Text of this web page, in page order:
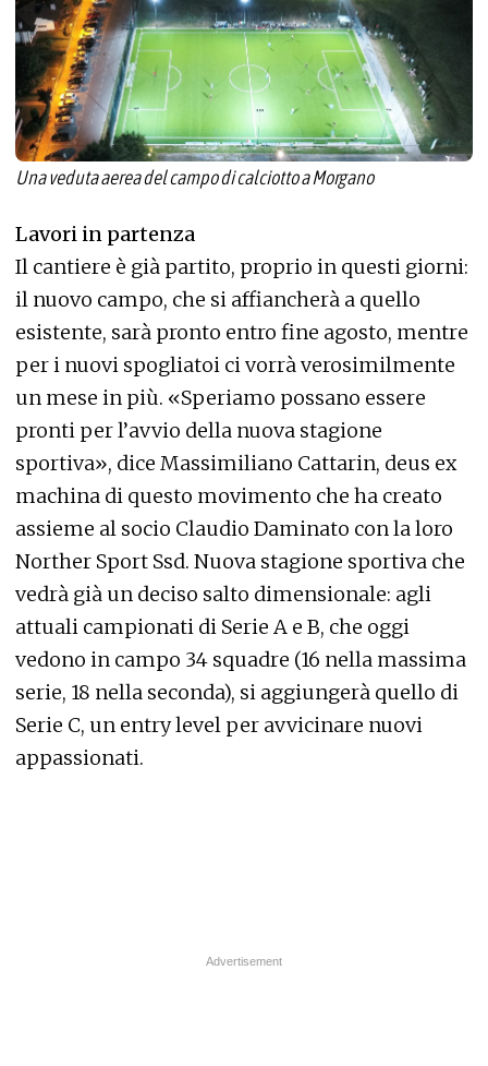
Una veduta aerea del campo di calciotto a Morgano
Lavori in partenza
Il cantiere è già partito, proprio in questi giorni:
il nuovo campo, che si affiancherà a quello
esistente, sarà pronto entro fine agosto, mentre
per i nuovi spogliatoi ci vorrà verosimilmente
un mese in più. «Speriamo possano essere
pronti per l’avvio della nuova stagione
sportiva», dice Massimiliano Cattarin, deus ex
machina di questo movimento che ha creato
assieme al socio Claudio Daminato con la loro
Norther Sport Ssd. Nuova stagione sportiva che
vedrà già un deciso salto dimensionale: agli
attuali campionati di Serie A e B, che oggi
vedono in campo 34 squadre (16 nella massima
serie, 18 nella seconda), si aggiungerà quello di
Serie C, un entry level per avvicinare nuovi
appassionati.